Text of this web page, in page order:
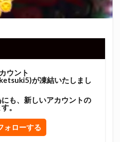
ウント
が凍結いたしまし
も、新しいアカウントの
。
ォローする